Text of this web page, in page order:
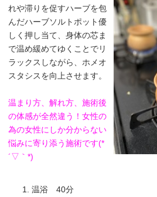
れや滞りを促すハーブを包
んだハーブソルトポット優
しく押し当て、身体の芯ま
で温め緩めてゆくことでリ
ラックスしながら、ホメオ
スタシスを向上させます。
温まり方、解れ方、施術後
の体感が全然違う！女性の
為の女性にしか分からない
悩みに寄り添う施術です(*
´▽｀*)
温浴 40分